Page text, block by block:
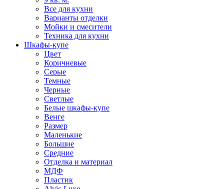
Все для кухни
Варианты отделки
Мойки и смесители
Техника для кухни
Шкафы-купе
Цвет
Коричневые
Серые
Темные
Черные
Светлые
Белые шкафы-купе
Венге
Размер
Маленькие
Большие
Средние
Отделка и материал
МДФ
Пластик